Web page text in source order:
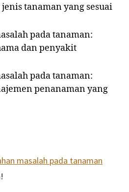
masalah pada tanaman